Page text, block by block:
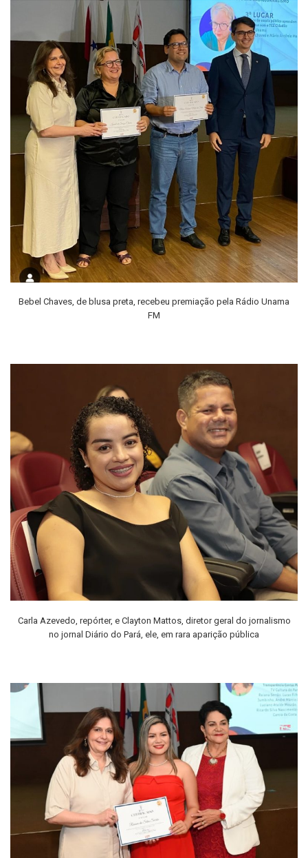
Bebel Chaves, de blusa preta, recebeu premiação pela Rádio Unama
FM
Carla Azevedo, repórter, e Clayton Mattos, diretor geral do jornalismo
no jornal Diário do Pará, ele, em rara aparição pública